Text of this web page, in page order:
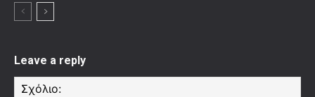
Leave a reply